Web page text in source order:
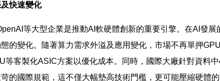
快速變化
等大型企業是推動AI軟硬體創新的重要引擎。在AI發展
的變化。隨著算力需求外溢及應用變化，市場不再單押GPU
等客製化ASIC方案以優化成本。同時，國際大廠針對資料
的國際規範，這不僅大幅墊高技術門檻，更可能壓縮硬體的